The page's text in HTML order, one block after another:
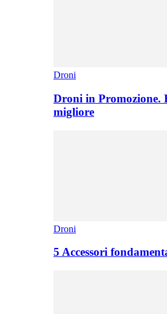
Droni
Droni in Promozione.
migliore
Droni
5 Accessori